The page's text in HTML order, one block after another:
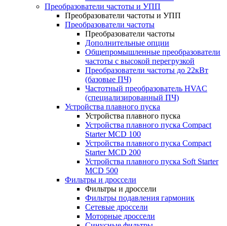
Преобразователи частоты и УПП
Преобразователи частоты и УПП
Преобразователи частоты
Преобразователи частоты
Дополнительные опции
Общепромышленные преобразователи
частоты с высокой перегрузкой
Преобразователи частоты до 22кВт
(базовые ПЧ)
Частотный преобразователь HVAC
(специализированный ПЧ)
Устройства плавного пуска
Устройства плавного пуска
Устройства плавного пуска Compact
Starter MCD 100
Устройства плавного пуска Compact
Starter MCD 200
Устройства плавного пуска Soft Starter
MCD 500
Фильтры и дроссели
Фильтры и дроссели
Фильтры подавления гармоник
Сетевые дроссели
Моторные дроссели